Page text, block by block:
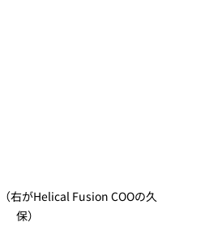
右がHelical Fusion COOの久
保）